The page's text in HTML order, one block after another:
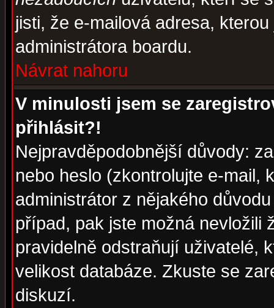
jisti, že e-mailová adresa,
administrátora boardu.
Návrat nahoru
V minulosti jsem se
přihlásit?!
Nejpravděpodobnější důvody:
nebo heslo (zkontrolujte e-mail,
administrátor z nějakého
případ, pak jste možná nevložili
pravidelně odstraňují uživatelé,
velikost databáze. Zkuste se
diskuzí.